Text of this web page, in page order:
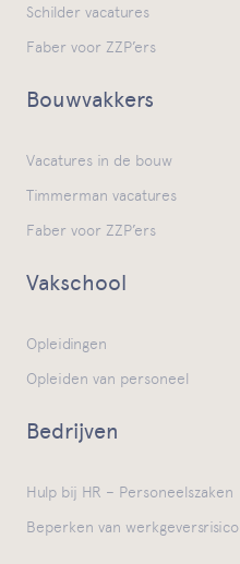
Schilder vacatures
Faber voor ZZP’ers
Bouwvakkers
Vacatures in de bouw
Timmerman vacatures
Faber voor ZZP’ers
Vakschool
Opleidingen
Opleiden van personeel
Bedrijven
Hulp bij HR – Personeelszaken
Beperken van werkgeversrisico